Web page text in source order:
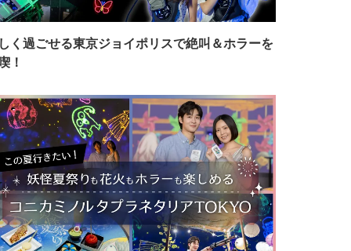
く過ごせる東京ジョイポリスで絶叫＆ホラーを
！